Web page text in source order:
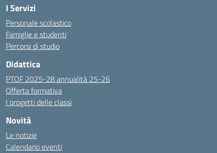
I Servizi
Personale scolastico
Famiglie e studenti
Percorsi di studio
Didattica
PTOF 2025-28 annualità 25-26
Offerta formativa
I progetti delle classi
Novità
Le notizie
Calendario eventi